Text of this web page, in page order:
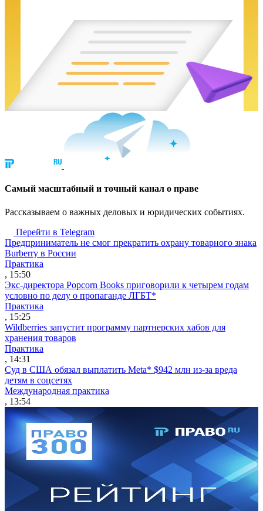
Cамый масштабный и точный канал о праве
Рассказываем о важных деловых и юридических событиях.
Перейти в Telegram
Предприниматель не смог прекратить охрану товарного знака
Burberry в России
Практика
, 15:50
Экс-директора Popcorn Books приговорили к четырем годам
условно по делу о пропаганде ЛГБТ*
Практика
, 15:25
Wildberries запустит программу партнерских хабов для
хранения товаров
Практика
, 14:31
Суд в США обязал выплатить Meta* $942 млн из-за вреда
детям в соцсетях
Международная практика
, 13:54